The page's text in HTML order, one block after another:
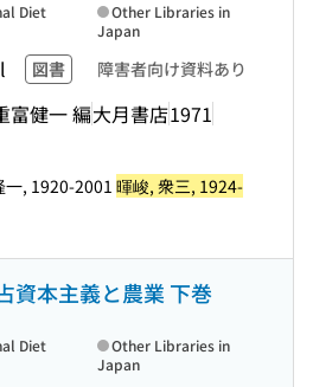
図書 障害者向け資料あり
富健一 編大月書店1971
Diet
Other Libraries in
Japan
一, 1920-2001 暉峻, 衆三, 1924-
資本主義と農業 下巻
Diet
Other Libraries in
Japan